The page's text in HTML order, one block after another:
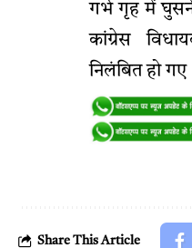
गर्भ गृह में
कांग्रेस
निलंबित हो गए
Share This Article